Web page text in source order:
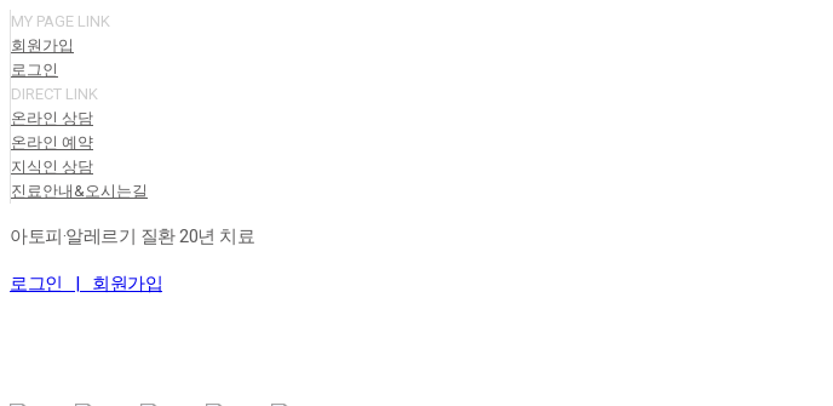
MY PAGE LINK
회원가입
로그인
DIRECT LINK
온라인 상담
온라인 예약
지식인 상담
진료안내&오시는길
아토피·알레르기 질환 20년 치료
로그인 | 회원가입